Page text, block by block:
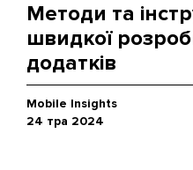
Методи та
швидкої
додатків
Mobile Insights
24 тра 2024